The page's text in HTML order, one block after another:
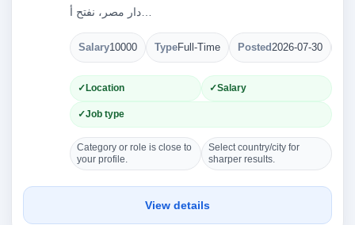
Salary10000 TypeFull-Time Posted2026-07-30
Location Salary
Job type
Category or role is close to
your profile.
Select country/city for
sharper results.
View details